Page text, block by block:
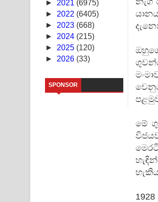
Pemwanthiye Song
Manobhawa Song Lyrics
Akahe Indala Song Lyrics
Raawaya Song Lyrics -
Saddeta Denna Song
Aramuna Song Lyrics -
Sandata Duka Hithila
Sihina Song Lyrics - සිහින
Father Song Lyrics - ෆාදර්
► 2021 (6975)
► 2022 (6405)
► 2023 (668)
► 2024 (215)
► 2025 (120)
► 2026 (33)
SPONSOR
මේ